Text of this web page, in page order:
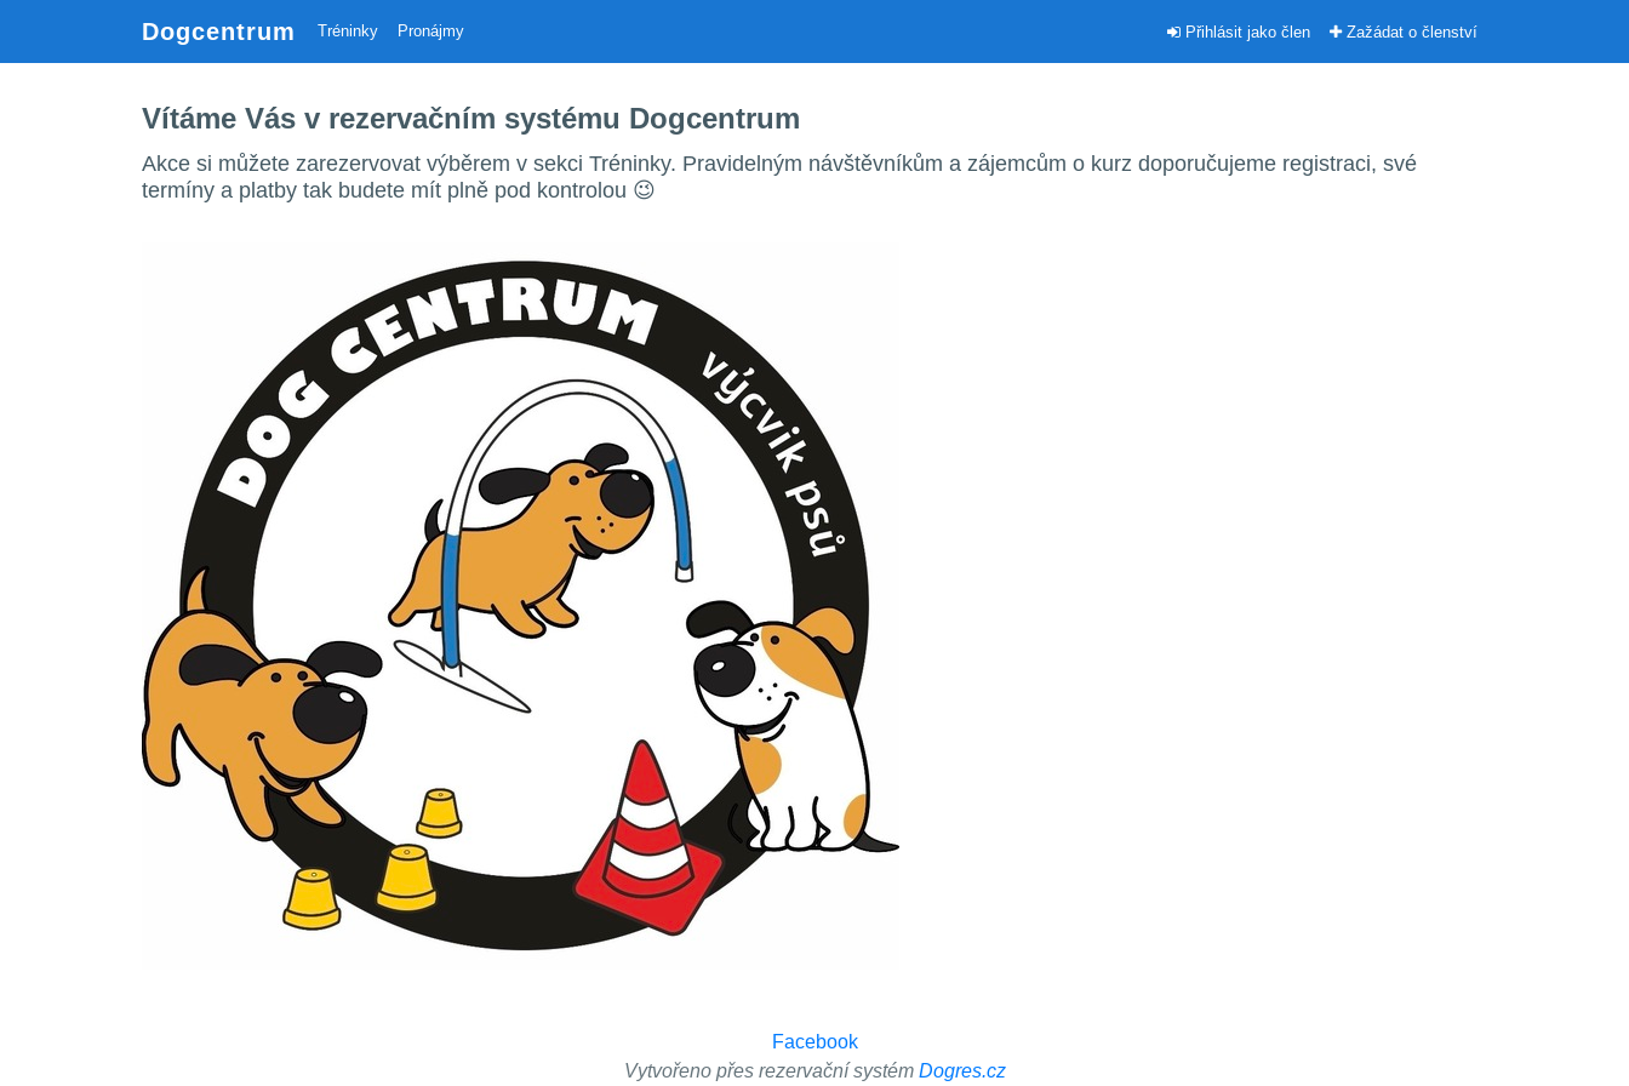
Dogcentrum Tréninky Pronájmy Přihlásit jako člen Zažádat o členství
Vítáme Vás v rezervačním systému Dogcentrum
Akce si můžete zarezervovat výběrem v sekci Tréninky. Pravidelným návštěvníkům a zájemcům o kurz doporučujeme registraci, své
termíny a platby tak budete mít plně pod kontrolou 😉
Facebook
Vytvořeno přes rezervační systém Dogres.cz